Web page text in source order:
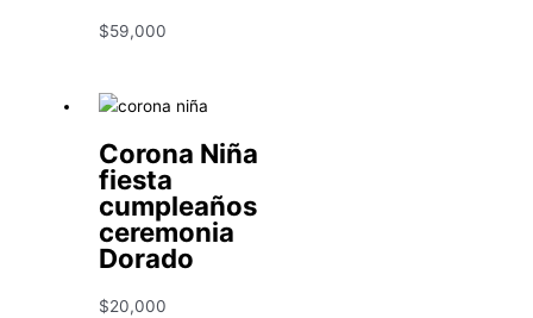
$59,000
Corona Niña
fiesta
cumpleaños
ceremonia
Dorado
$20,000